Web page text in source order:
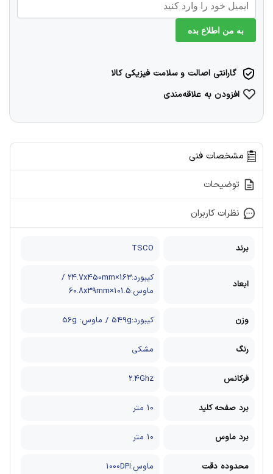
به من اطلاع بده
گارانتی اصالت و سلامت فیزیکی کالا
افزودن به علاقه‌مندی
مشخصات فنی
توضیحات
نظرات کاربران
برند TSCO
ابعاد
کیبورد:163×24.7x450mm /
ماوس:101.5×60.8x39mm
وزن کیبورد:549g / ماوس: 56g
رنگ مشکی
فرکانس 2.4Ghz
برد صفحه کلید 10 متر
برد ماوس 10 متر
محدوده دقت ماوس:1000DPI